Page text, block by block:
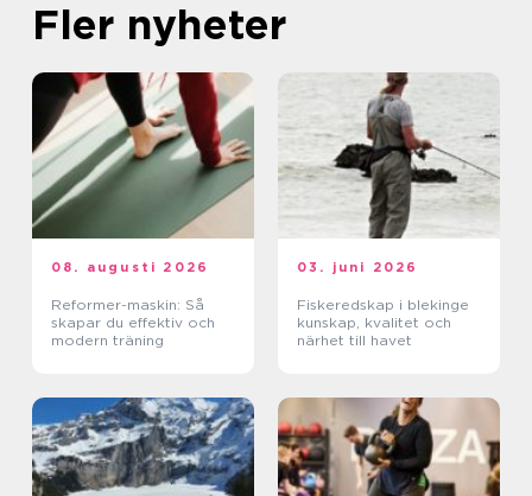
Fler nyheter
08. augusti 2026
Reformer-maskin: Så
skapar du effektiv och
modern träning
03. juni 2026
Fiskeredskap i blekinge
kunskap, kvalitet och
närhet till havet